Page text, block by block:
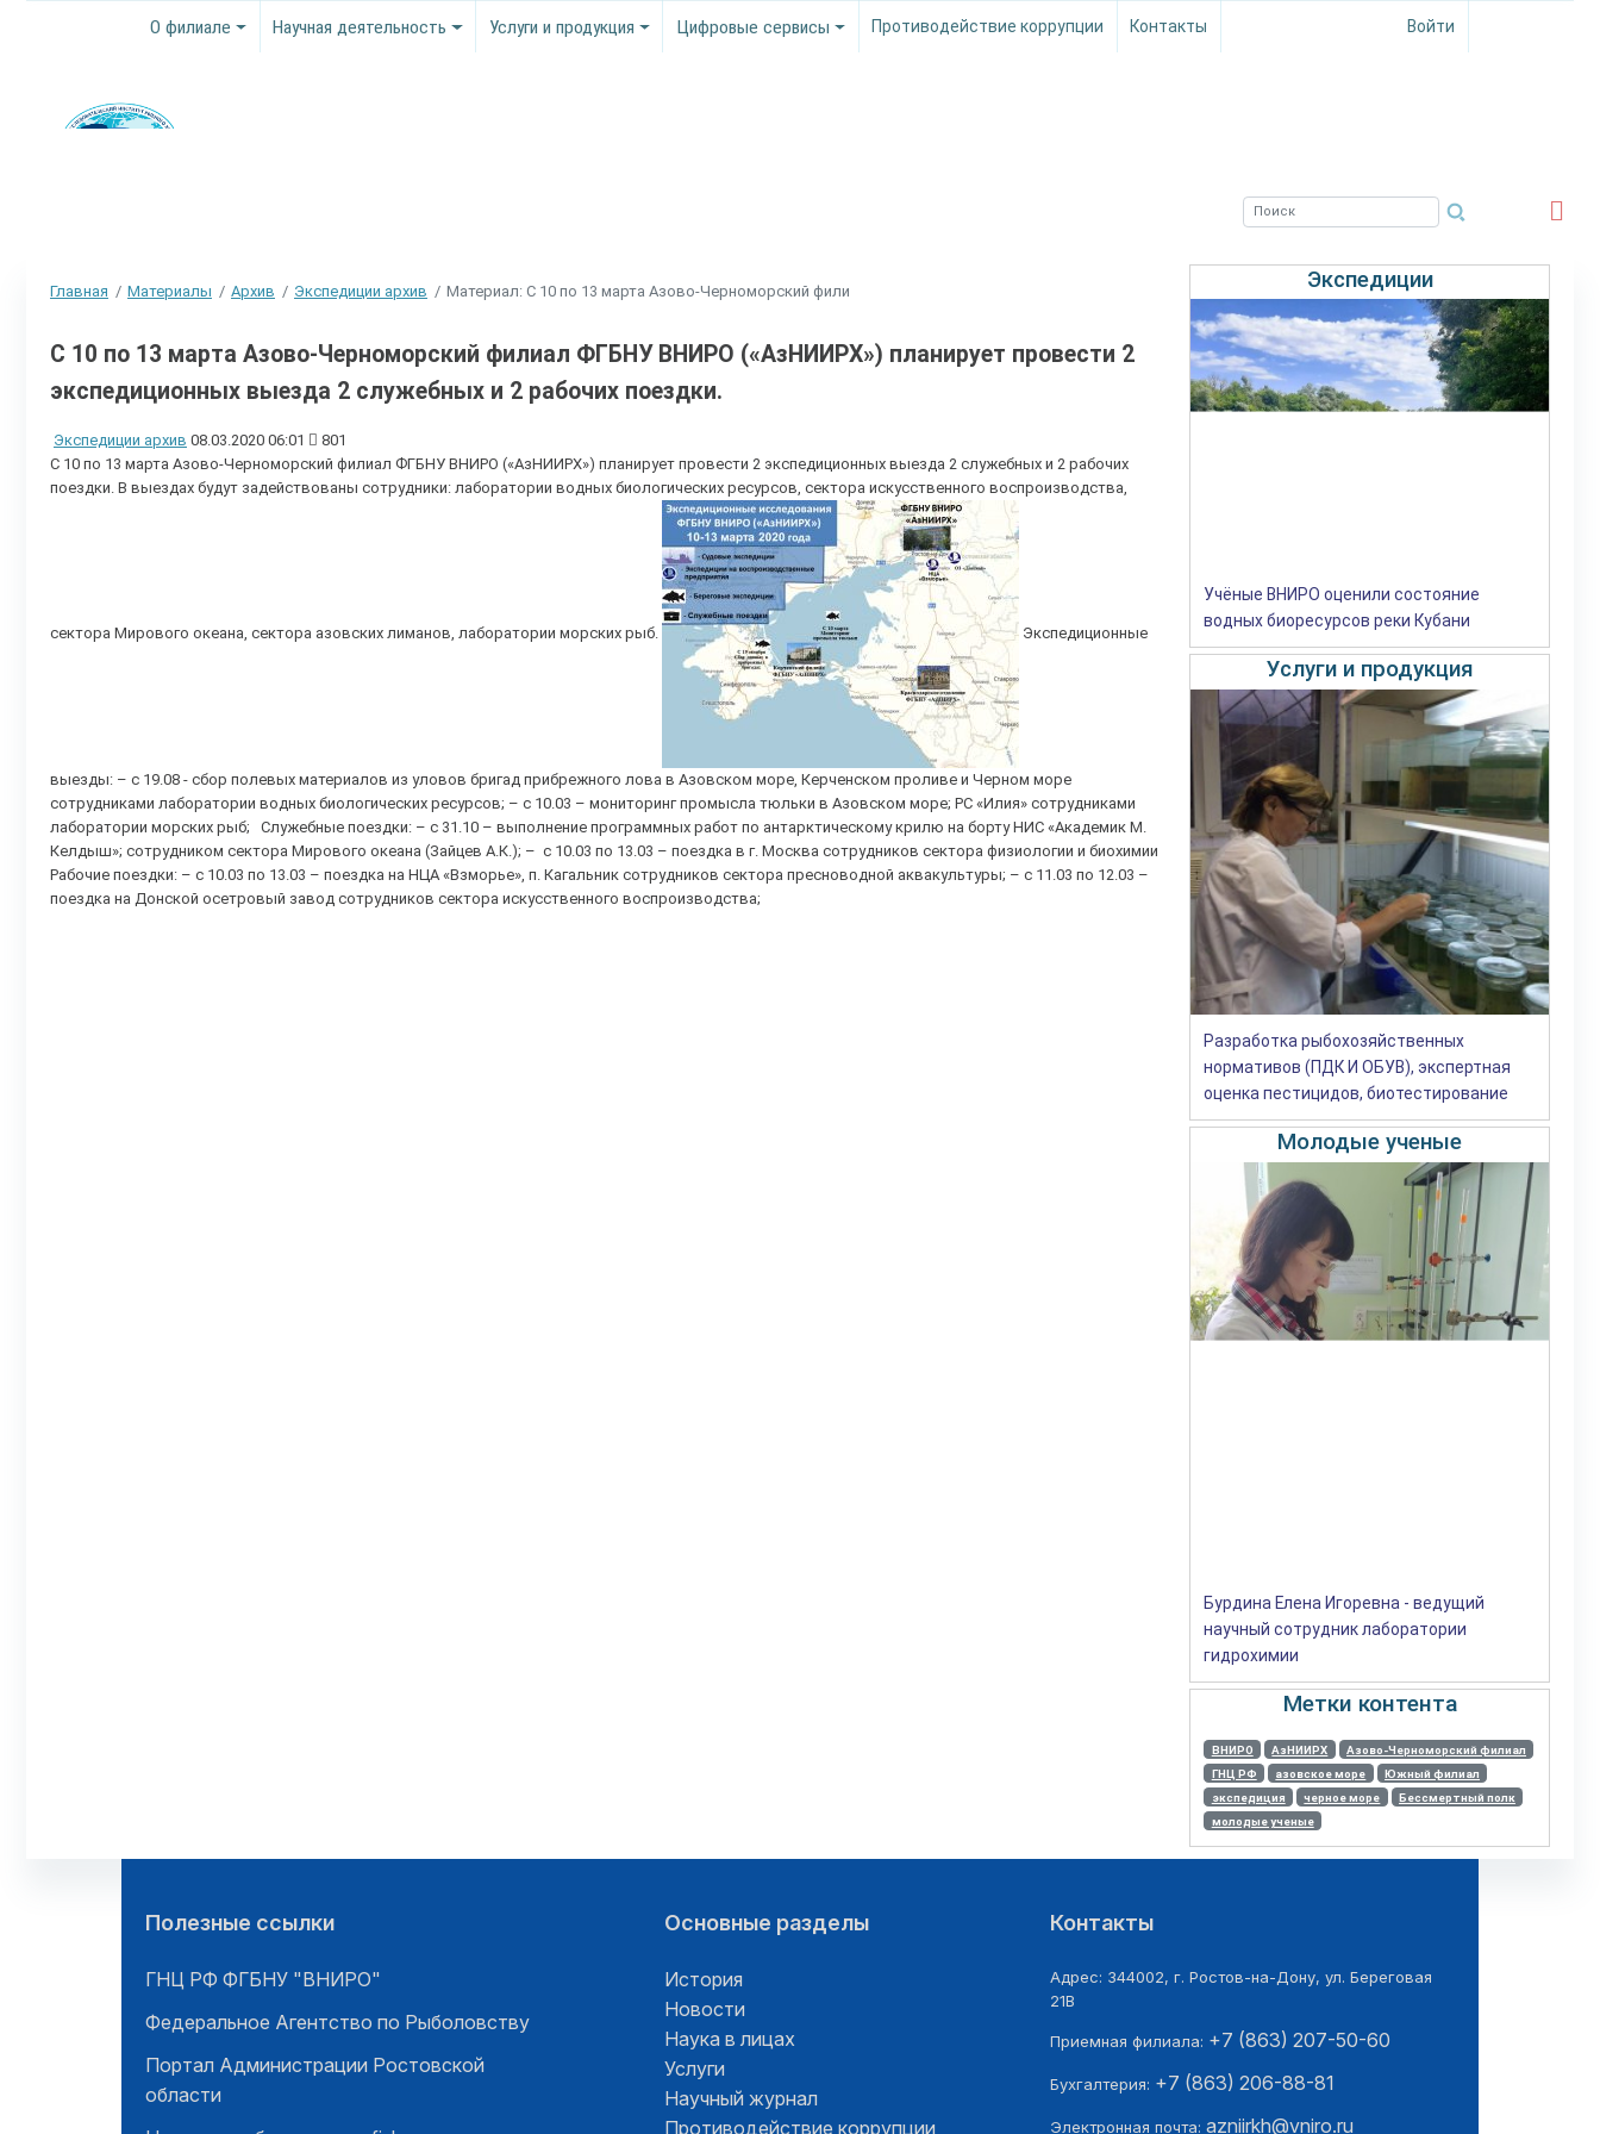
О филиале Научная деятельность Услуги и продукция Цифровые сервисы Противодействие коррупции Контакты Войти
Главная Материалы Архив Экспедиции архив Материал: С 10 по 13 марта Азово-Черноморский фили
С 10 по 13 марта Азово-Черноморский филиал ФГБНУ ВНИРО («АзНИИРХ») планирует провести 2
экспедиционных выезда 2 служебных и 2 рабочих поездки.
Экспедиции архив 08.03.2020 06:01
801
С 10 по 13 марта Азово-Черноморский филиал ФГБНУ ВНИРО («АзНИИРХ») планирует провести 2 экспедиционных выезда 2 служебных и 2 рабочих
поездки. В выездах будут задействованы сотрудники: лаборатории водных биологических ресурсов, сектора искусственного воспроизводства,
сектора Мирового океана, сектора азовских лиманов, лаборатории морских рыб. Экспедиционные
выезды: – с 19.08 - сбор полевых материалов из уловов бригад прибрежного лова в Азовском море, Керченском проливе и Черном море
сотрудниками лаборатории водных биологических ресурсов; – с 10.03 – мониторинг промысла тюльки в Азовском море; РС «Илия» сотрудниками
лаборатории морских рыб; Служебные поездки: – с 31.10 – выполнение программных работ по антарктическому крилю на борту НИС «Академик М.
Келдыш»; сотрудником сектора Мирового океана (Зайцев А.К.); – с 10.03 по 13.03 – поездка в г. Москва сотрудников сектора физиологии и биохимии
Рабочие поездки: – с 10.03 по 13.03 – поездка на НЦА «Взморье», п. Кагальник сотрудников сектора пресноводной аквакультуры; – с 11.03 по 12.03 –
поездка на Донской осетровый завод сотрудников сектора искусственного воспроизводства;
Экспедиции
Учёные ВНИРО оценили состояние
водных биоресурсов реки Кубани
Услуги и продукция
Разработка рыбохозяйственных
нормативов (ПДК И ОБУВ), экспертная
оценка пестицидов, биотестирование
Молодые ученые
Бурдина Елена Игоревна - ведущий
научный сотрудник лаборатории
гидрохимии
Метки контента
ВНИРО АзНИИРХ
Азово-Черноморский филиал
ГНЦ РФ
азовское море
Южный филиал
экспедиция
черное море
Бессмертный полк
молодые ученые
Полезные ссылки
ГНЦ РФ ФГБНУ "ВНИРО"
Федеральное Агентство по Рыболовству
Портал Администрации Ростовской
области
Основные разделы
История
Новости
Наука в лицах
Услуги
Научный журнал
Противодействие коррупции
Контакты
Адрес: 344002, г. Ростов-на-Дону, ул. Береговая
21В
Приемная филиала: +7 (863) 207-50-60
Бухгалтерия: +7 (863) 206-88-81
Электронная почта: azniirkh@vniro.ru